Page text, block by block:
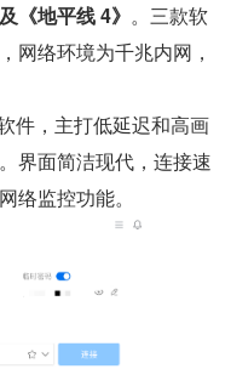
《地平线 4》 。三款软
网络环境为千兆内网，
件，主打低延迟和高画
界面简洁现代，连接速
络监控功能。